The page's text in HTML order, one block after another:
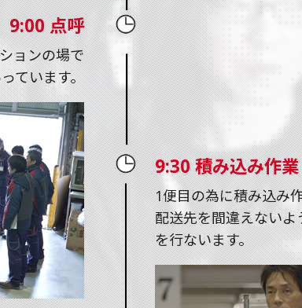
9:00 点呼
ョンの場で
ています。
9:30 積み込み作業
1便目の為に積み込み
配送先を間違えない
を行ないます。